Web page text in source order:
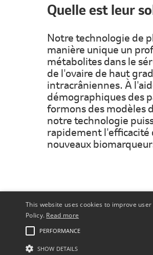
Quelle est leur
Notre technologie de
manière unique un
métabolites dans le
de l'ovaire de haut
intracrâniennes. À
démographiques des
formons des modèles
notre technologie
rapidement
nouveaux
Ce site est destiné uniquement aux
This website uses cookies to improve
Policy. Read more
PERFORMANCE
SHOW DETAILS